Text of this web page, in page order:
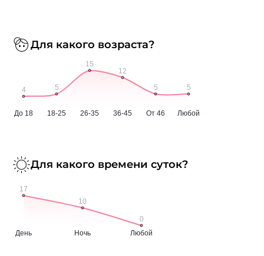
Для какого возраста?
Для какого времени суток?